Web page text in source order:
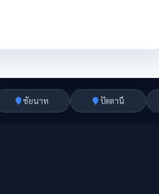
ชัยนาท ปัตตานี